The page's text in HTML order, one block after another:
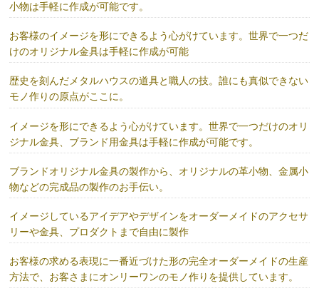
小物は手軽に作成が可能です。
お客様のイメージを形にできるよう心がけています。世界で一つだ
けのオリジナル金具は手軽に作成が可能
歴史を刻んだメタルハウスの道具と職人の技。誰にも真似できない
モノ作りの原点がここに。
イメージを形にできるよう心がけています。世界で一つだけのオリ
ジナル金具、ブランド用金具は手軽に作成が可能です。
ブランドオリジナル金具の製作から、オリジナルの革小物、金属小
物などの完成品の製作のお手伝い。
イメージしているアイデアやデザインをオーダーメイドのアクセサ
リーや金具、プロダクトまで自由に製作
お客様の求める表現に一番近づけた形の完全オーダーメイドの生産
方法で、お客さまにオンリーワンのモノ作りを提供しています。